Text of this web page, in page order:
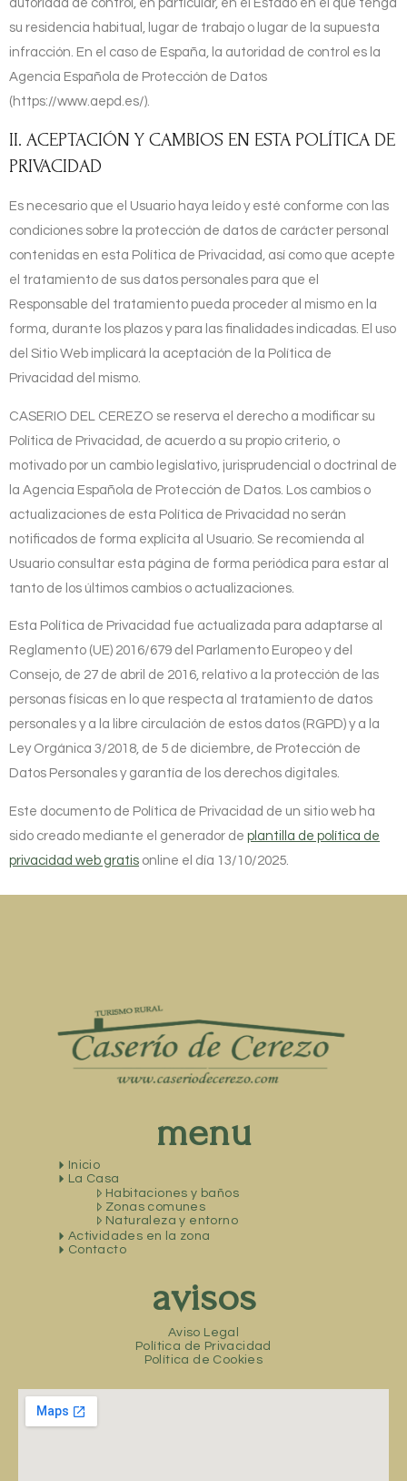
autoridad de control, en particular, en el Estado en el que tenga
su residencia habitual, lugar de trabajo o lugar de la supuesta
infracción. En el caso de España, la autoridad de control es la
Agencia Española de Protección de Datos
(https://www.aepd.es/).
II. ACEPTACIÓN Y CAMBIOS EN ESTA POLÍTICA DE
PRIVACIDAD
Es necesario que el Usuario haya leído y esté conforme con las
condiciones sobre la protección de datos de carácter personal
contenidas en esta Política de Privacidad, así como que acepte
el tratamiento de sus datos personales para que el
Responsable del tratamiento pueda proceder al mismo en la
forma, durante los plazos y para las finalidades indicadas. El uso
del Sitio Web implicará la aceptación de la Política de
Privacidad del mismo.
CASERIO DEL CEREZO se reserva el derecho a modificar su
Política de Privacidad, de acuerdo a su propio criterio, o
motivado por un cambio legislativo, jurisprudencial o doctrinal de
la Agencia Española de Protección de Datos. Los cambios o
actualizaciones de esta Política de Privacidad no serán
notificados de forma explícita al Usuario. Se recomienda al
Usuario consultar esta página de forma periódica para estar al
tanto de los últimos cambios o actualizaciones.
Esta Política de Privacidad fue actualizada para adaptarse al
Reglamento (UE) 2016/679 del Parlamento Europeo y del
Consejo, de 27 de abril de 2016, relativo a la protección de las
personas físicas en lo que respecta al tratamiento de datos
personales y a la libre circulación de estos datos (RGPD) y a la
Ley Orgánica 3/2018, de 5 de diciembre, de Protección de
Datos Personales y garantía de los derechos digitales.
Este documento de Política de Privacidad de un sitio web ha
sido creado mediante el generador de plantilla de política de
privacidad web gratis online el día 13/10/2025.
menu
Inicio
La Casa
Habitaciones y baños
Zonas comunes
Naturaleza y entorno
Actividades en la zona
Contacto
avisos
Aviso Legal
Política de Privacidad
Política de Cookies